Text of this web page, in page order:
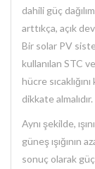
dahili güç
arttıkça, açık
Bir solar PV
kullanılan STC
hücre
dikkate almalıdır.
Aynı şekilde,
güneş ışığının
sonuç olarak güç